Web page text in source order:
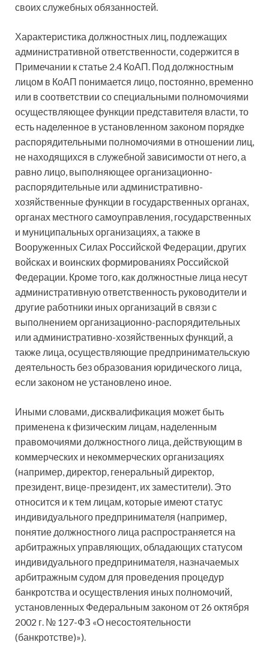
своих служебных обязанностей.
Характеристика должностных лиц, подлежащих
административной ответственности, содержится в
Примечании к статье 2.4 КоАП. Под должностным
лицом в КоАП понимается лицо, постоянно, временно
или в соответствии со специальными полномочиями
осуществляющее функции представителя власти, то
есть наделенное в установленном законом порядке
распорядительными полномочиями в отношении лиц,
не находящихся в служебной зависимости от него, а
равно лицо, выполняющее организационно-
распорядительные или административно-
хозяйственные функции в государственных органах,
органах местного самоуправления, государственных
и муниципальных организациях, а также в
Вооруженных Силах Российской Федерации, других
войсках и воинских формированиях Российской
Федерации. Кроме того, как должностные лица несут
административную ответственность руководители и
другие работники иных организаций в связи с
выполнением организационно-распорядительных
или административно-хозяйственных функций, а
также лица, осуществляющие предпринимательскую
деятельность без образования юридического лица,
если законом не установлено иное.
Иными словами, дисквалификация может быть
применена к физическим лицам, наделенным
правомочиями должностного лица, действующим в
коммерческих и некоммерческих организациях
(например, директор, генеральный директор,
президент, вице-президент, их заместители). Это
относится и к тем лицам, которые имеют статус
индивидуального предпринимателя (например,
понятие должностного лица распространяется на
арбитражных управляющих, обладающих статусом
индивидуального предпринимателя, назначаемых
арбитражным судом для проведения процедур
банкротства и осуществления иных полномочий,
установленных Федеральным законом от 26 октября
2002 г. № 127-ФЗ «О несостоятельности
(банкротстве)»).